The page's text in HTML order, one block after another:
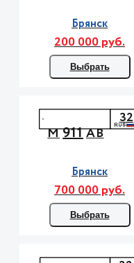
Брянск
200 000 руб.
Выбрать
М911АВ
32
Брянск
700 000 руб.
Выбрать